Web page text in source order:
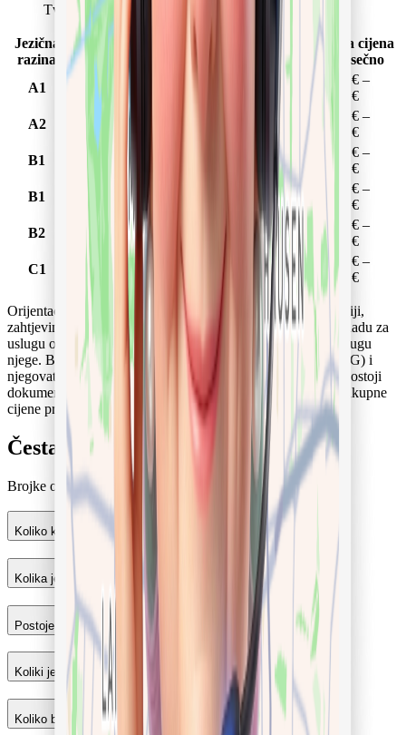
Tvoja cijena mjesečno
Jezična
razina
Iskustvo
Tvoja cijena
mjesečno
A1
< 1
godina
2.798 € –
3.568 €
A2
1–3
godine
2.998 € –
4.044 €
B1
3–5
osnovni tečaj njege
3.398 € –
4.519 €
B1
3–5
osnovni tečaj njege / edukacija o
demenciji
3.798 € –
4.995 €
B2
državno priznato obrazovanje za
pomoćnika u njezi
4.198 € –
5.471 €
C1
godina
obrazovanje za medicinsku
njegu ili njegu starijih osoba
4.597 € –
5.946 €
Orijentacijske vrijednosti, ne fiksne cijene: cijena ovisi o regiji,
zahtjevima i pojedinoj njegovateljici. Raspon uključuje naknadu za
uslugu od 15 %; donja granica bez, gornja s PDV-om na uslugu
njege. Bez PDV-a obračunavaju mali poduzetnici (§ 19 UStG) i
njegovatelji s uslugom njege oslobođenom od PDV-a, ako postoji
dokumentiran Pflegegrad (§ 4 Nr. 16 UStG). Navedene su ukupne
cijene prije davanja iz osiguranja za njegu.
Česta pitanja o troškovima
Brojke o kojima se najčešće pita.
Koliko košta 24-satna njega mjesečno?
Kolika je naknada za uslugu i čemu služi?
Postoje li skriveni troškovi?
Koliki je kod Pflegegrada 3 moj stvarni vlastiti udio?
Koliko brzo njegovatelj može početi?